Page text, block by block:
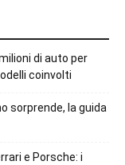
di auto per
coinvolti
sorprende, la guida
e Porsche: i